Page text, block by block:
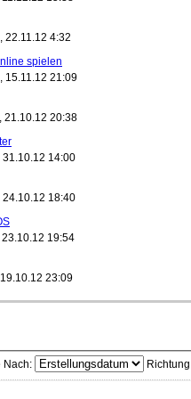
22.11.12 4:32
spielen
15.11.12 21:09
21.10.12 20:38
31.10.12 14:00
24.10.12 18:40
23.10.12 19:54
19.10.12 23:09
Nach: